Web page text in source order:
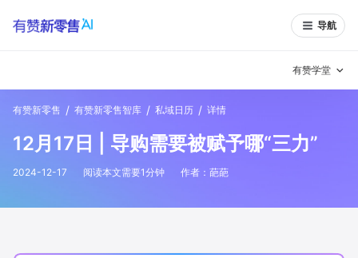
导航
有赞学堂
增长方法
有赞新零售 / 有赞新零售智库 / 私域日历 / 详情
12月17日 | 导购需要被赋予哪“三力”
2024-12-17 阅读本文需要1分钟 作者： 葩葩